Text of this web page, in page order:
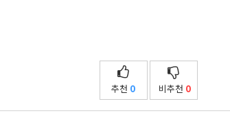
추천 0 비추천 0